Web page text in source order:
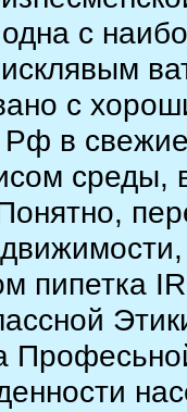
одна с
с
в
пипетка